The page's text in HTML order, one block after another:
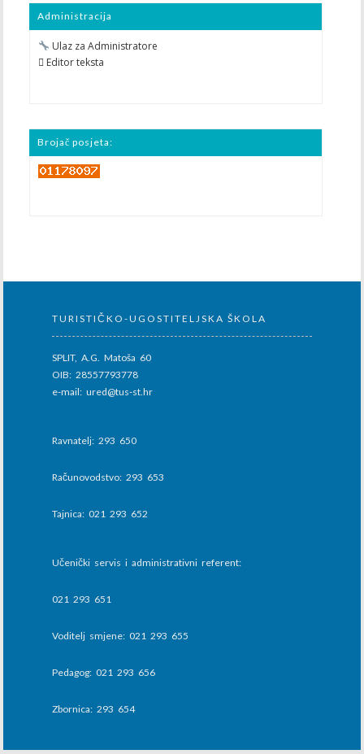
Administracija
Ulaz za Administratore
 Editor teksta
Brojač posjeta:
TURISTIČKO-UGOSTITELJSKA ŠKOLA
SPLIT, A.G. Matoša 60
OIB: 28557793778
e-mail: ured@tus-st.hr
Ravnatelj: 293 650
Računovodstvo: 293 653
Tajnica: 021 293 652
Učenički servis i administrativni referent:
021 293 651
Voditelj smjene: 021 293 655
Pedagog: 021 293 656
Zbornica: 293 654